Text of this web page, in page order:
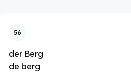
56
der Berg
de berg